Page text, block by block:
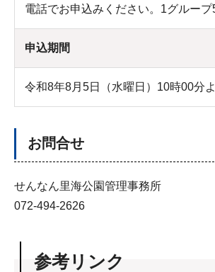
電話でお申込みください。1グループ
申込期間
令和8年8月5日（水曜日）10時00分
お問合せ
せんなん里海公園管理事務所
072-494-2626
参考リンク